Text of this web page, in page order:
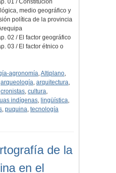
01 / Constitución
medio geográfico y
política de la provincia
02 / El factor geográfico
03 / El factor étnico o
agronomía,Altiplano,
arqueología, arquitectura,
cronistas, cultura,
indígenas, lingüística,
, puquina, tecnología
de la
en el